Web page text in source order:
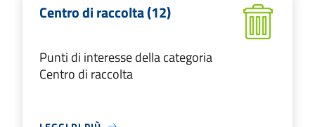
Centro di raccolta (12)
Punti di interesse della categoria
Centro di raccolta